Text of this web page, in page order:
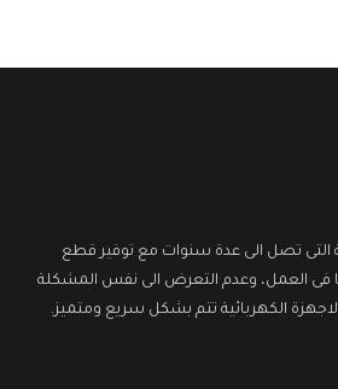
التى تصل الى عدة سنوات مع توفير قطع
فى العمل، وعدم التعرض الى نفس المشكلة
الكهربائية تتم بشكل سريع ومتميز.